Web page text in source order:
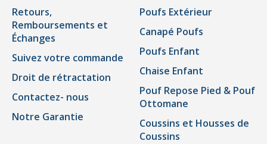
Retours,
Remboursements et
Échanges
Suivez votre commande
Droit de rétractation
Contactez- nous
Notre Garantie
Poufs Extérieur
Canapé Poufs
Poufs Enfant
Chaise Enfant
Pouf Repose Pied & Pouf
Ottomane
Coussins et Housses de
Coussins